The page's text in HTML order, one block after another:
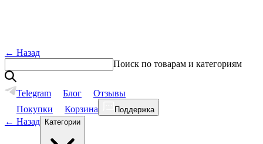
← Назад
Поиск по товарам и категориям
Telegram Блог
Отзывы
Покупки
Корзина Поддержка
← Назад Категории